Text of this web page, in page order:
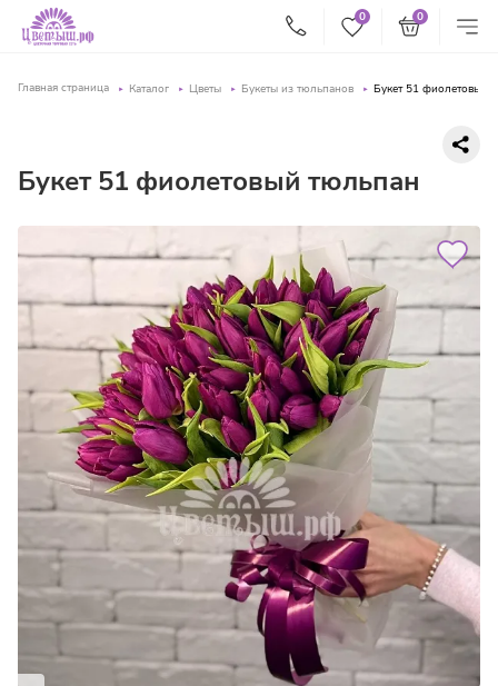
0 0
Главная страница Каталог Цветы Букеты из тюльпанов Букет 51 фиолетовый
Букет 51 фиолетовый тюльпан